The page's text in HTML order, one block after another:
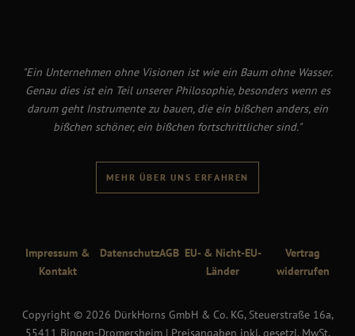
"Ein Unternehmen ohne Visionen ist wie ein Baum ohne Wasser.
Genau dies ist ein Teil unserer Philosophie, besonders wenn es
darum geht Instrumente zu bauen, die ein bißchen anders, ein
bißchen schöner, ein bißchen fortschrittlicher sind."
MEHR ÜBER UNS ERFAHREN
Impressum &
Kontakt
DatenschutzAGB EU- & Nicht-EU-
Länder
Vertrag
widerrufen
Copyright © 2026 DürkHorns GmbH & Co. KG, Steuerstraße 16a,
55411 Bingen-Dromersheim | Preisangaben inkl. gesetzl. MwSt.